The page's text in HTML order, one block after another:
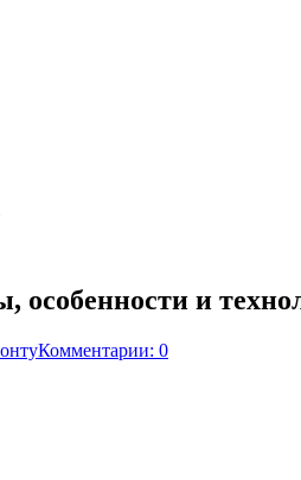
особенности и
Комментарии: 0